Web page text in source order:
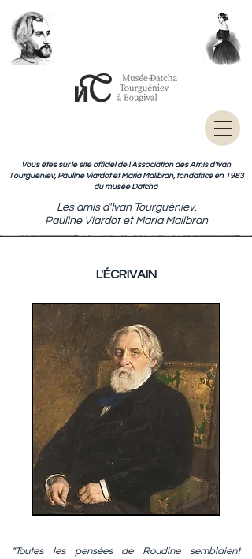
Vous êtes sur le site officiel de l'Association des Amis d'Ivan
Tourguéniev, Pauline Viardot et Maria Malibran, fondatrice en 1983
du musée Datcha
Les amis d'Ivan Tourguéniev,
Pauline Viardot et Maria Malibran
L'ÉCRIVAIN
"Toutes les pensées de Roudine semblaient